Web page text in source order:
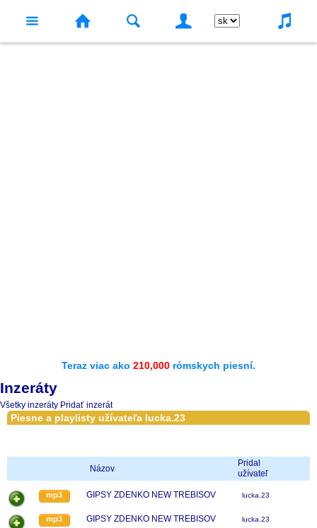
Teraz viac ako 210,000 rómskych piesní.
Inzeráty
Všetky inzeráty Pridať inzerát
Piesne a playlisty užívateľa lucka.23
Názov
Pridal
užívateľ
mp3 GIPSY ZDENKO NEW TREBISOV lucka.23
mp3 GIPSY ZDENKO NEW TREBISOV lucka.23